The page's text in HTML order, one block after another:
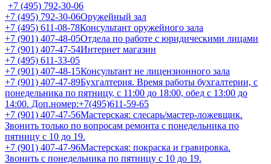
+7 (495) 792-30-06
+7 (495) 792-30-06Оружейный зал
+7 (495) 611-08-78Консультант оружейного зала
+7 (901) 407-48-05Отдела по работе с юридическими лицами
+7 (901) 407-47-54Интернет магазин
+7 (495) 611-33-05
+7 (901) 407-48-15Консультант не лицензионного зала
+7 (901) 407-47-89Бухгалтерия. Время работы бухгалтерии, с
понедельника по пятницу, с 11:00 до 18:00, обед с 13:00 до
14:00. Доп.номер:+7(495)611-59-65
+7 (901) 407-47-56Мастерская: слесарь/мастер-ложевщик.
Звонить только по вопросам ремонта с понедельника по
пятницу с 10 до 19.
+7 (901) 407-47-96Мастерская: покраска и гравировка.
Звонить с понедельника по пятницу с 10 до 19.